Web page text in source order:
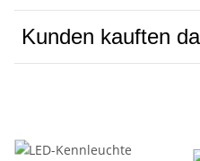
Kunden kauften